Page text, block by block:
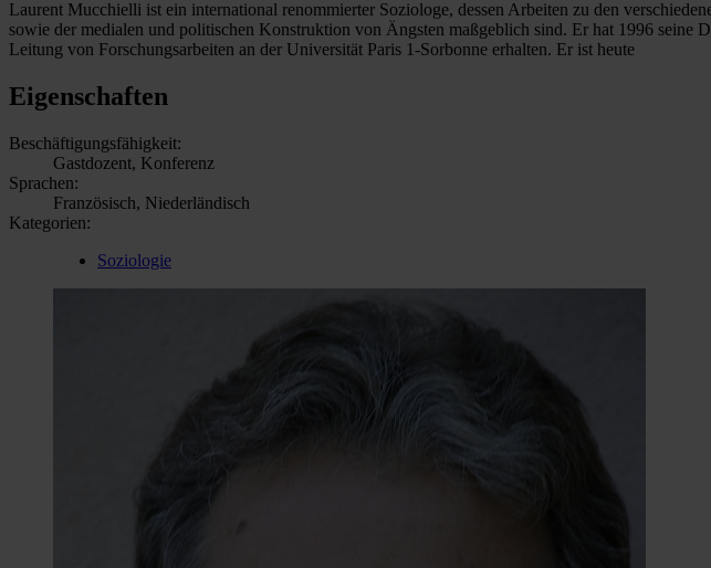
Laurent Mucchielli ist ein international renommierter Soziologe, dessen Arbeiten zu den
sowie der medialen und politischen Konstruktion von Ängsten maßgeblich sind. Er hat 1996 seine
Leitung von Forschungsarbeiten an der Universität Paris 1-Sorbonne erhalten. Er ist heute
Eigenschaften
Beschäftigungsfähigkeit:
Gastdozent, Konferenz
Sprachen:
Französisch, Niederländisch
Kategorien:
Soziologie